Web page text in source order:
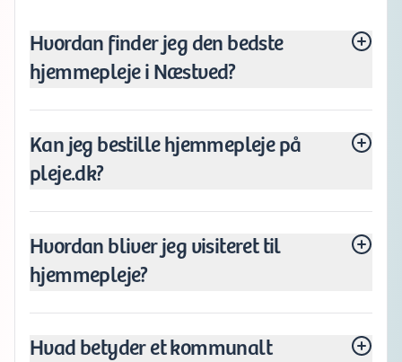
Hvordan finder jeg den bedste
hjemmepleje i Næstved?
Kan jeg bestille hjemmepleje på
pleje.dk?
Hvordan bliver jeg visiteret til
hjemmepleje?
Hvad betyder et kommunalt